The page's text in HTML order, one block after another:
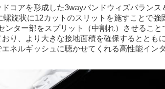
コアを形成した3wayバンドウィズバランス
旋状に12カットのスリットを施すことで強
ンター部をスプリット（中割れ）させること
り、より大きな接地面積を確保するととも
ネルギッシュに聴かせてくれる高性能イン